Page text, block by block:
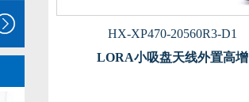
HX-XP470-20560R3-D1
LORA小吸盘天线外置高增